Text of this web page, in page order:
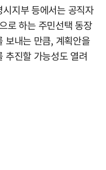
지부 등에서는 공직자
로 하는 주민선택 동장
보내는 만큼, 계획안을
추진할 가능성도 열려